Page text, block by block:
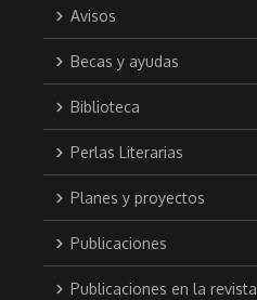
Avisos
Becas y ayudas
Biblioteca
Perlas Literarias
Planes y proyectos
Publicaciones
Publicaciones en la revista